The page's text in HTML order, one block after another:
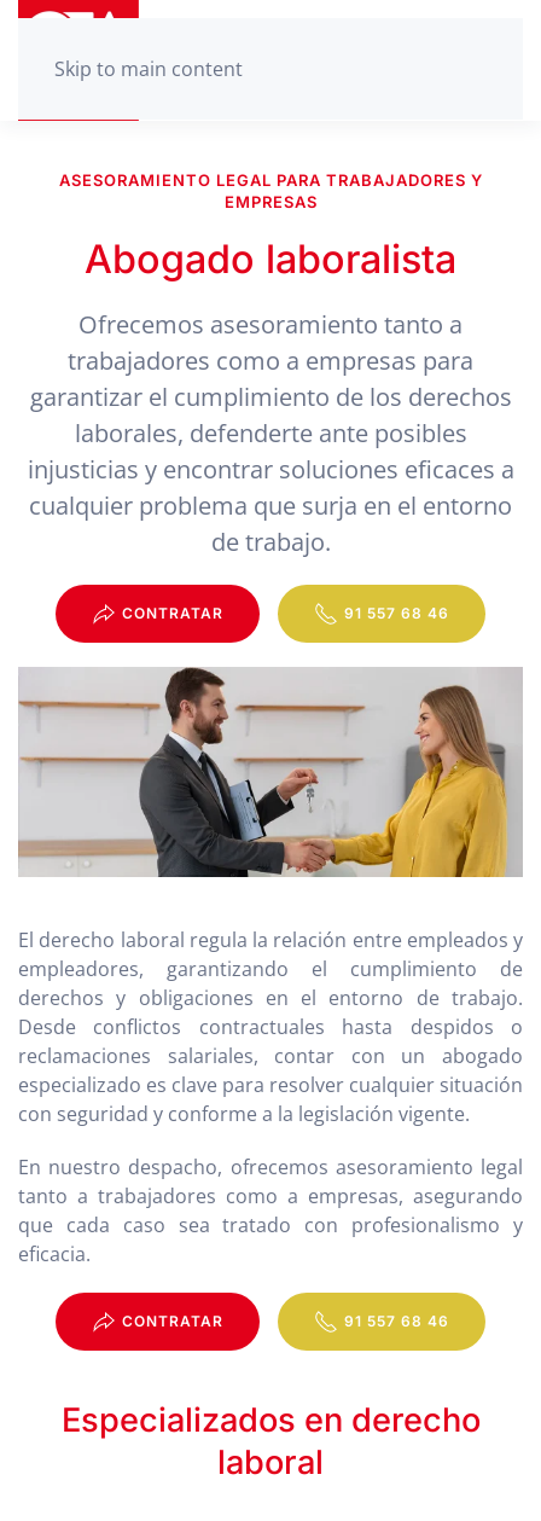
Skip to main content
ASESORAMIENTO LEGAL PARA TRABAJADORES Y
EMPRESAS
Abogado laboralista
Ofrecemos asesoramiento tanto a
trabajadores como a empresas para
garantizar el cumplimiento de los derechos
laborales, defenderte ante posibles
injusticias y encontrar soluciones eficaces a
cualquier problema que surja en el entorno
de trabajo.
CONTRATAR 91 557 68 46
El derecho laboral regula la relación entre empleados y
empleadores, garantizando el cumplimiento de
derechos y obligaciones en el entorno de trabajo.
Desde conflictos contractuales hasta despidos o
reclamaciones salariales, contar con un abogado
especializado es clave para resolver cualquier situación
con seguridad y conforme a la legislación vigente.
En nuestro despacho, ofrecemos asesoramiento legal
tanto a trabajadores como a empresas, asegurando
que cada caso sea tratado con profesionalismo y
eficacia.
CONTRATAR 91 557 68 46
Especializados en derecho
laboral